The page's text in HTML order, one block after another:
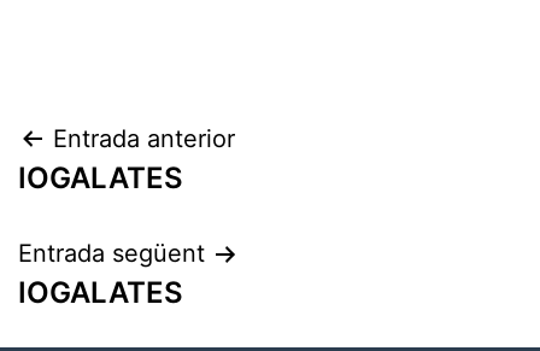
Entrada anterior
IOGALATES
Entrada següent
IOGALATES